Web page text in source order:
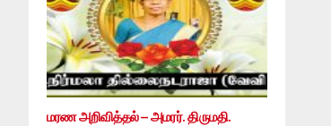
மரண அறிவித்தல் – அமரர். திருமதி.